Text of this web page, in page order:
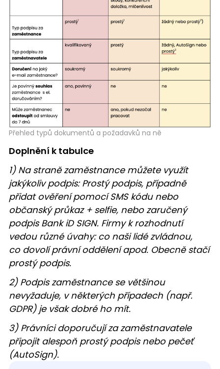
Přehled typů dokumentů a požadavků na ně
Doplnění k tabulce
1) Na straně zaměstnance můžete využít
jakýkoliv podpis: Prostý podpis, případně
přidat ověření pomocí SMS kódu nebo
občanský průkaz + selfie, nebo zaručený
podpis Bank iD SIGN. Firmy k rozhodnutí
vedou různé úvahy: co naši lidé zvládnou,
co dovolí právní oddělení apod. Obecně stačí
prostý podpis.
2) Podpis zaměstnance se většinou
nevyžaduje, v některých případech (např.
GDPR) je však dobré ho mít.
3) Právníci doporučují za zaměstnavatele
připojit alespoň prostý podpis nebo pečeť
(AutoSign).